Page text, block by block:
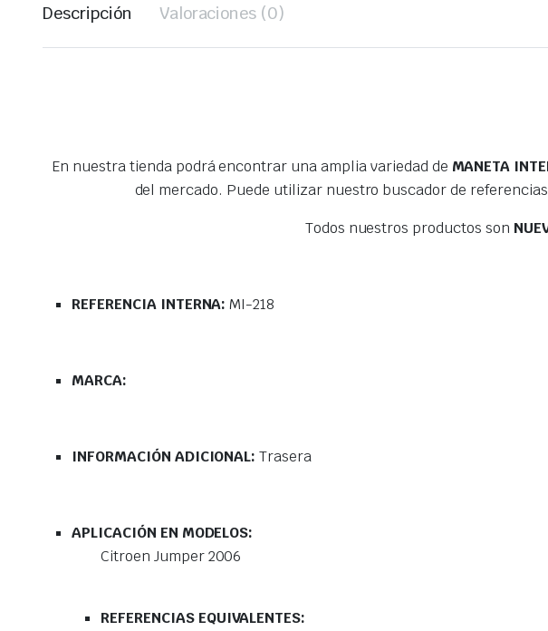
Descripción Valoraciones (0)
En nuestra tienda podrá encontrar una amplia variedad de MANETA
del mercado. Puede utilizar nuestro buscador de
Todos nuestros productos son
REFERENCIA INTERNA:MI-218
MARCA:
INFORMACIÓN ADICIONAL:Trasera
APLICACIÓN EN MODELOS:
Citroen Jumper 2006
REFERENCIAS EQUIVALENTES: